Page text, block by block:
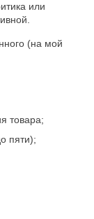
или
(на мой
товара;
пяти);